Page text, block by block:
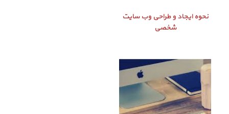
نحوه ایجاد و طراحی وب سایت
شخصی